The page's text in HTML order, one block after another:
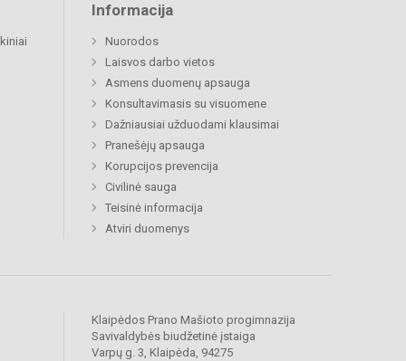
Informacija
Nuorodos
Laisvos darbo vietos
Asmens duomenų apsauga
Konsultavimasis su visuomene
Dažniausiai užduodami klausimai
Pranešėjų apsauga
Korupcijos prevencija
Civilinė sauga
Teisinė informacija
Atviri duomenys
Klaipėdos Prano Mašioto progimnazija
Savivaldybės biudžetinė įstaiga
Varpų g. 3, Klaipėda, 94275